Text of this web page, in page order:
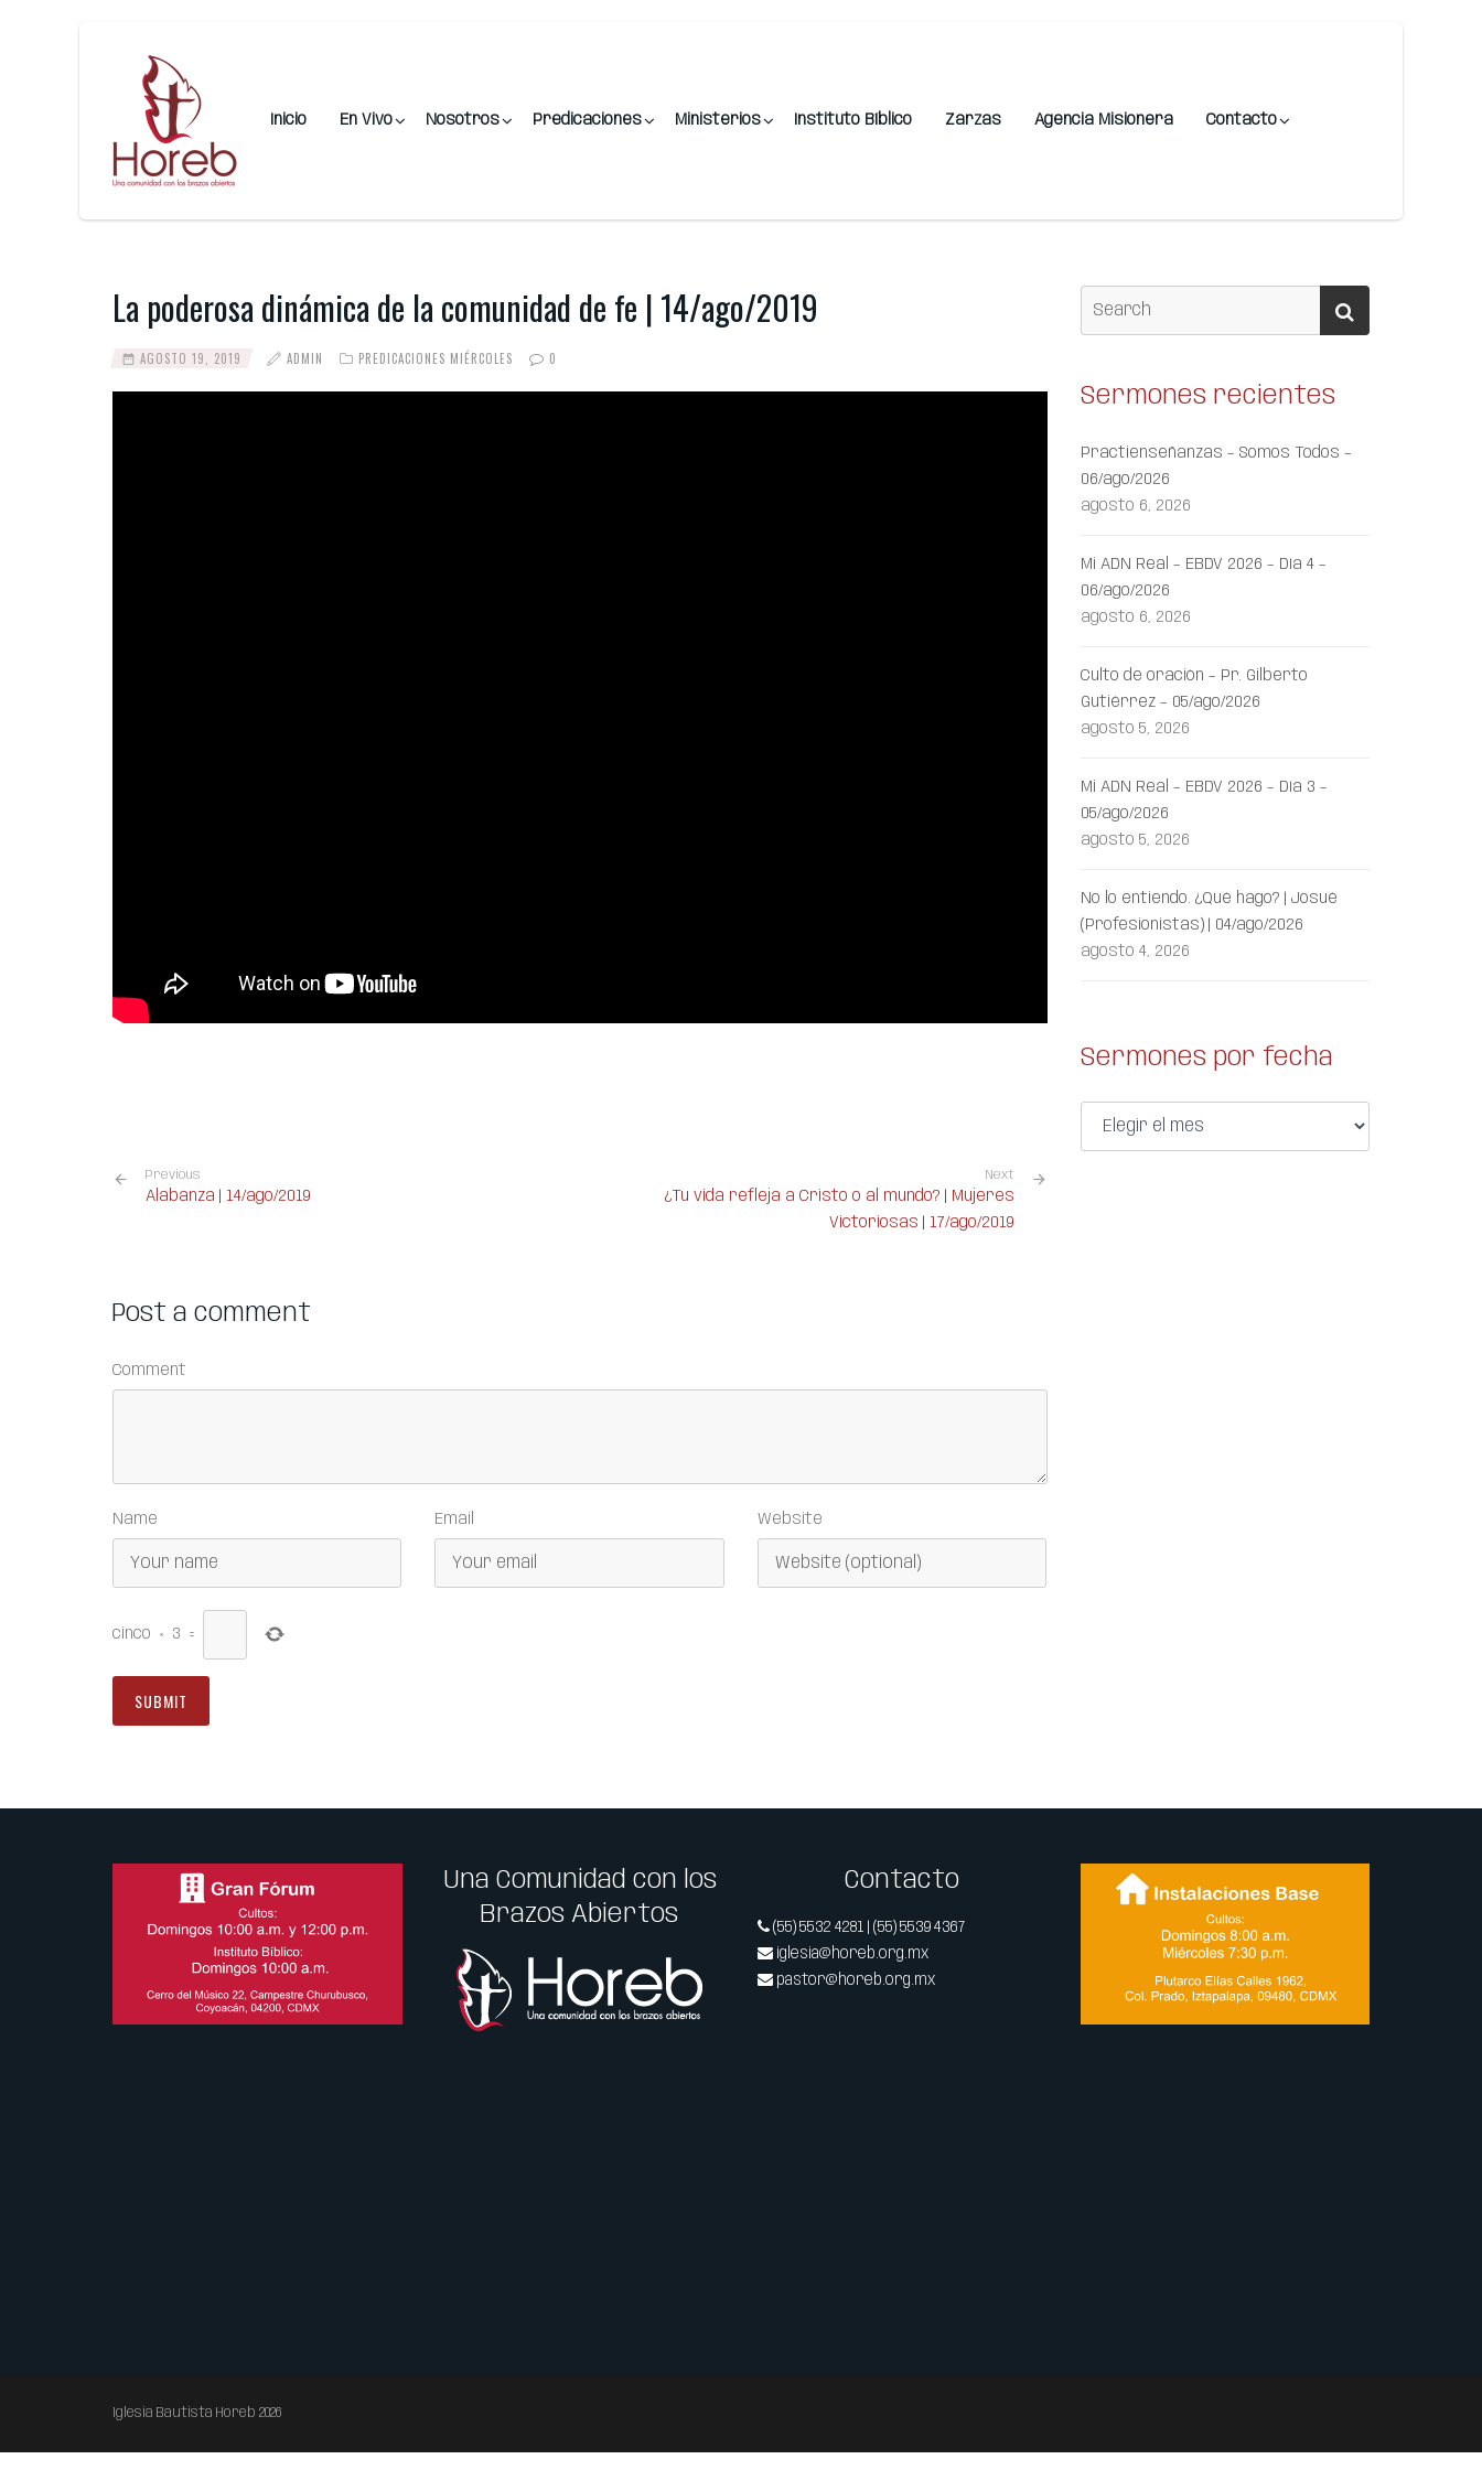
Inicio En Vivo Nosotros Predicaciones Ministerios Instituto Bíblico Zarzas Agencia Misionera Contacto
La poderosa dinámica de la comunidad de fe | 14/ago/2019
AGOSTO 19, 2019 ADMIN PREDICACIONES MIÉRCOLES 0
Previous
Alabanza | 14/ago/2019
Next
¿Tu vida refleja a Cristo o al mundo? | Mujeres
Victoriosas | 17/ago/2019
Post a comment
Comment
Name Email Website
cinco × 3 =
Sermones recientes
Practienseñanzas – Somos Todos –
06/ago/2026
agosto 6, 2026
Mi ADN Real – EBDV 2026 – Día 4 –
06/ago/2026
agosto 6, 2026
Culto de oración – Pr. Gilberto
Gutiérrez – 05/ago/2026
agosto 5, 2026
Mi ADN Real – EBDV 2026 – Día 3 –
05/ago/2026
agosto 5, 2026
No lo entiendo. ¿Qué hago? | Josué
(Profesionistas) | 04/ago/2026
agosto 4, 2026
Sermones por fecha
Una Comunidad con los
Brazos Abiertos
Contacto
(55) 5532 4281 | (55) 5539 4367
iglesia@horeb.org.mx
pastor@horeb.org.mx
Iglesia Bautista Horeb 2026